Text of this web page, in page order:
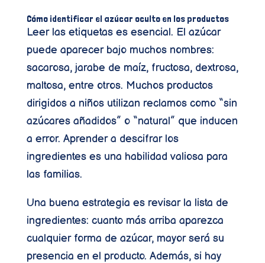
Cómo identificar el azúcar oculto en los productos
Leer las etiquetas es esencial. El azúcar
puede aparecer bajo muchos nombres:
sacarosa, jarabe de maíz, fructosa, dextrosa,
maltosa, entre otros. Muchos productos
dirigidos a niños utilizan reclamos como “sin
azúcares añadidos” o “natural” que inducen
a error. Aprender a descifrar los
ingredientes es una habilidad valiosa para
las familias.
Una buena estrategia es revisar la lista de
ingredientes: cuanto más arriba aparezca
cualquier forma de azúcar, mayor será su
presencia en el producto. Además, si hay